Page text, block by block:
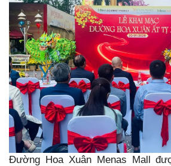
Đường Hoa Xuân Menas Mall